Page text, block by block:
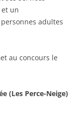
un
adultes
au concours le
(Les Perce-Neige)